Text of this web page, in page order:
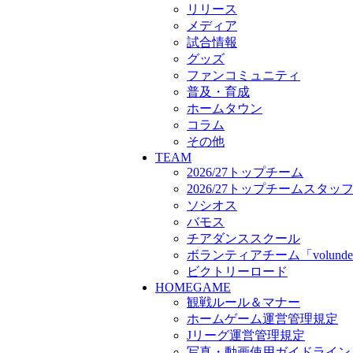
ボランティアチーム「
ビクトリーロード
HOMEGAME
観戦ルール＆マナー
ホームゲーム運営管理規定
Jリーグ運営管理規定
写真・動画使用ガイドライン
ロートフィールド奈良
SCHEDULE
2026/27
練習見学時のファンサービス
TICKET
奈良クラブ明治安田J3リーグ
奈良クラブ明治安田Ｊ3リー
観戦ルール＆マナー
FANCOMMUNITY
2026/27ファンコミュニティ
サポートショップ
GOODS
オフィシャルストア（実店舗
オンラインストア
ACADEMY
リリース
メディア
試合情報
グッズ
ファンコミュニティ
普及・育成
ホームタウン
コラム
その他
TEAM
2026/27トップチーム
2026/27トップチームスタッフ
ソシオス
バモス
チアダンススクール
ボランティアチーム「
ビクトリーロード
HOMEGAME
観戦ルール＆マナー
ホームゲーム運営管理規定
Jリーグ運営管理規定